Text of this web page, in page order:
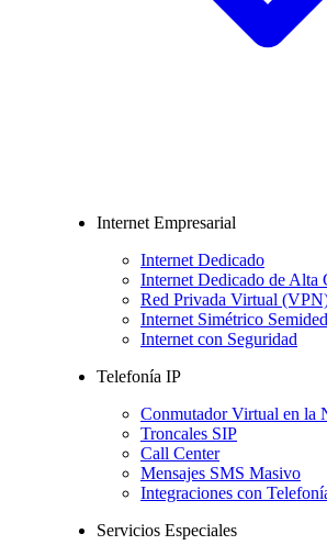
Internet Empresarial
Internet Dedicado
Internet Dedicado de Alta
Red Privada Virtual
Internet Simétrico
Internet con Seguridad
Telefonía IP
Conmutador Virtual en la
Troncales SIP
Call Center
Mensajes SMS Masivo
Integraciones con
Servicios Especiales